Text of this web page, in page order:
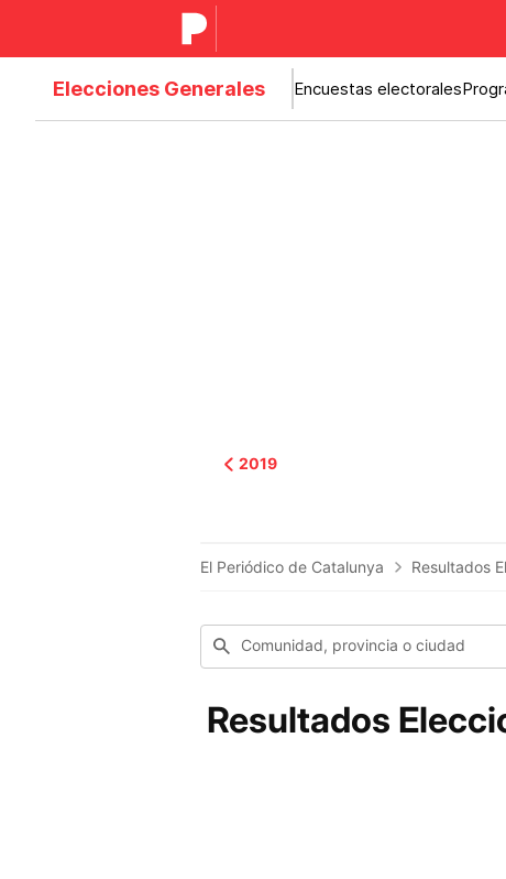
Elecciones Generales Encuestas electorales
2019
El Periódico de Catalunya Resultados
Comunidad, provincia o ciudad
Resultados